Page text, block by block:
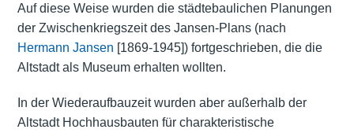
Auf diese Weise wurden die städtebaulichen Planungen
der Zwischenkriegszeit des Jansen-Plans (nach
Hermann Jansen [1869-1945]) fortgeschrieben, die die
Altstadt als Museum erhalten wollten.
In der Wiederaufbauzeit wurden aber außerhalb der
Altstadt Hochhausbauten für charakteristische